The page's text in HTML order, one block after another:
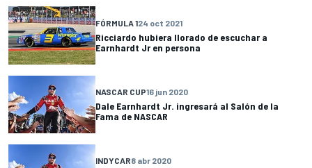
FÓRMULA 124 oct 2021
Ricciardo hubiera llorado de escuchar a
Earnhardt Jr en persona
NASCAR CUP16 jun 2020
Dale Earnhardt Jr. ingresará al Salón de la
Fama de NASCAR
INDYCAR8 abr 2020